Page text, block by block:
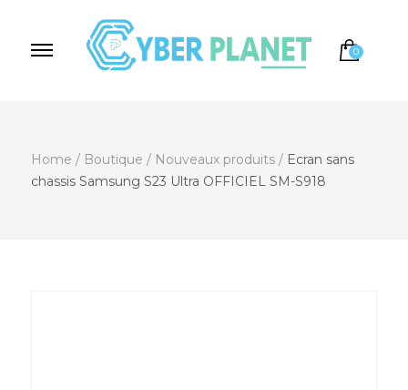
0
Home / Boutique / Nouveaux produits / Ecran sans
chassis Samsung S23 Ultra OFFICIEL SM-S918